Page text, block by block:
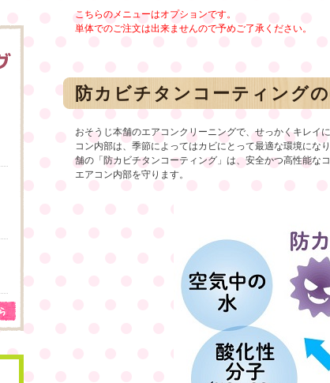
こちらのメニューはオプションです。
単体でのご注文は出来ませんので予めご了承ください。
防カビチタンコーティング
おそうじ本舗のエアコンクリーニングで、せっかくキレイ
コン内部は、季節によってはカビにとって最適な環境にな
舗の「防カビチタンコーティング」は、安全かつ高性能な
エアコン内部を守ります。